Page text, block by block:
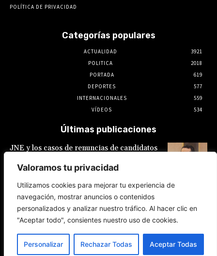
Valoramos tu privacidad
Utilizamos cookies para mejorar tu experiencia de
navegación, mostrar anuncios o contenidos
personalizados y analizar nuestro tráfico. Al hacer clic en
"Aceptar todo", consientes nuestro uso de cookies.
Personalizar Rechazar Todas Aceptar Todas
POLÍTICA DE PRIVACIDAD
Categorías populares
ACTUALIDAD
3921
POLITICA
2018
PORTADA
619
DEPORTES
577
INTERNACIONALES
559
VÍDEOS
534
Últimas publicaciones
JNE y los casos de renuncias de candidatos
Constitución está por encima del reglamento
Rafael López Aliaga recibe sin rubor la
renuncia de Luis Rubio a la candidatura a la
alcaldía de Lima